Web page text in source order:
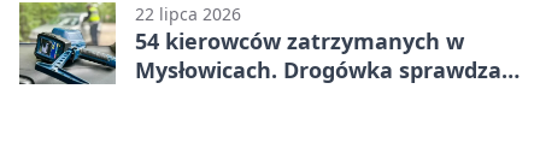
22 lipca 2026
54 kierowców zatrzymanych w
Mysłowicach. Drogówka sprawdzała